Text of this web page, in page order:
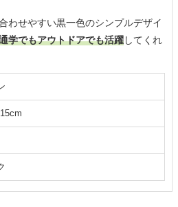
わせやすい黒一色のシンプルデザイ
学でもアウトドアでも活躍してくれ